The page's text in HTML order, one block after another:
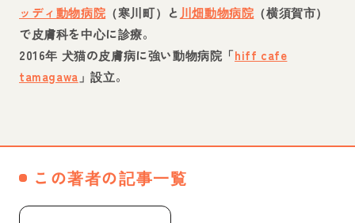
ッディ動物病院（寒川町）と 川畑動物病院（横須賀市）
で皮膚科を中心に診療。
2016年 犬猫の皮膚病に強い動物病院「hiff cafe
tamagawa 」設立。
この著者の記事一覧